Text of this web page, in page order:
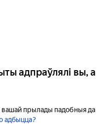
адпраўлялі вы, а
вашай прылады падобныя да
адбыцца?